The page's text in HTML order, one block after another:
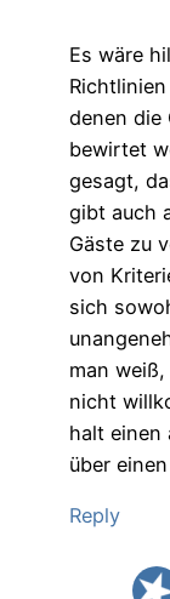
Es wäre
denen die
bewirtet
gesagt,
gibt auch
Gäste zu
von
sich
man
nicht
halt einen
über
Reply